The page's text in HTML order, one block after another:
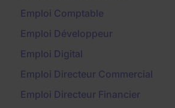
Emploi Comptable
Emploi Développeur
Emploi Digital
Emploi Directeur Commercial
Emploi Directeur Financier